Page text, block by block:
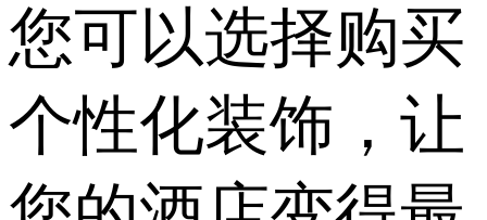
您可以选择购买
个性化装饰，让